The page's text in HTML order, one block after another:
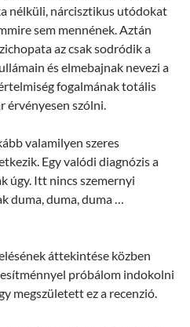
nélküli, nárcisztikus utódokat
sem mennének. Aztán
az csak sodródik a
és elmebajnak nevezi a
fogalmának totális
érvényesen szólni.
valamilyen szeres
Egy valódi diagnózis a
úgy. Itt nincs szemernyi
duma, duma, duma …
áttekintése közben
próbálom indokolni
megszületett ez a recenzió.